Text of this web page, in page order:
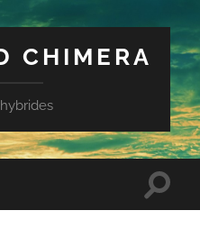
CHIMERA
Toggle